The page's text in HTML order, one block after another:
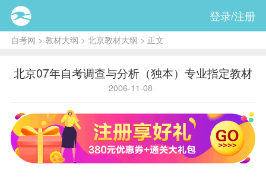
登录/注册
自考网 > 教材大纲 > 北京教材大纲 > 正文
北京07年自考调查与分析（独本）专业指定教材
2006-11-08